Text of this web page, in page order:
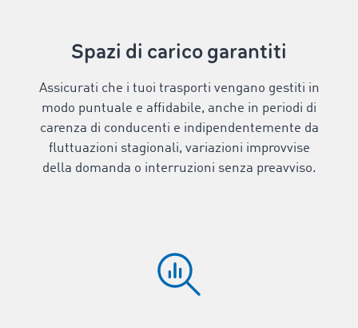
Spazi di carico garantiti
Assicurati che i tuoi trasporti vengano gestiti in
modo puntuale e affidabile, anche in periodi di
carenza di conducenti e indipendentemente da
fluttuazioni stagionali, variazioni improvvise
della domanda o interruzioni senza preavviso.